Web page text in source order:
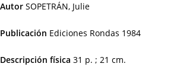
Autor SOPETRÁN, Julie
Publicación Ediciones Rondas 1984
Descripción física 31 p. ; 21 cm.